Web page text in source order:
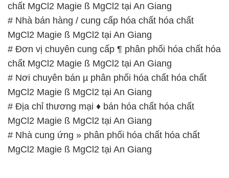
chất MgCl2 Magie ß MgCl2 tại An Giang
# Nhà bán hàng / cung cấp hóa chất hóa chất
MgCl2 Magie ß MgCl2 tại An Giang
# Đơn vị chuyên cung cấp ¶ phân phối hóa chất hóa
chất MgCl2 Magie ß MgCl2 tại An Giang
# Nơi chuyên bán µ phân phối hóa chất hóa chất
MgCl2 Magie ß MgCl2 tại An Giang
# Địa chỉ thương mại ♦ bán hóa chất hóa chất
MgCl2 Magie ß MgCl2 tại An Giang
# Nhà cung ứng » phân phối hóa chất hóa chất
MgCl2 Magie ß MgCl2 tại An Giang